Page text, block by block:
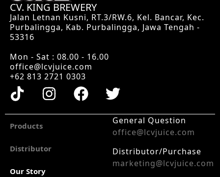
CV. KING BREWERY
Jalan Letnan Kusni, RT.3/RW.6, Kel. Bancar, Kec.
Purbalingga, Kab. Purbalingga, Jawa Tengah -
53316
Mon - Sat : 08.00 - 16.00
office@lcvjuice.com
+62 813 2721 0303
Products
Distributor
Our Story
General Question
office@lcvjuice.com
Distributor/Purchase
marketing@lcvjuice.com